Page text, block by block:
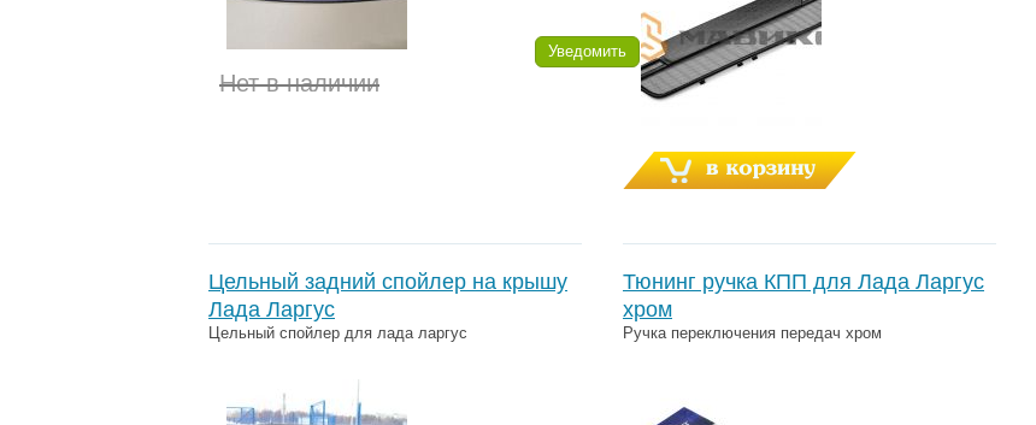
Нет в наличии
Уведомить
Цельный задний спойлер на крышу
Лада Ларгус
Цельный спойлер для лада ларгус
Тюнинг ручка КПП для Лада Ларгус
хром
Ручка переключения передач хром